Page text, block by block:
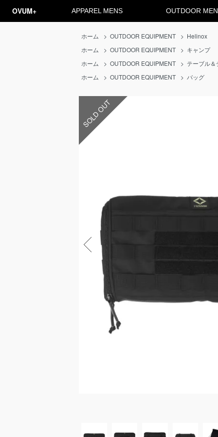
OVUM+ APPAREL MENS OUTDOOR
ホーム >OUTDOOR EQUIPMENT > Helinox
ホーム
>OUTDOOR EQUIPMENT > キャンプ
ホーム
>OUTDOOR EQUIPMENT > テーブル
ホーム
>OUTDOOR EQUIPMENT > バッグ
SOLD OUT